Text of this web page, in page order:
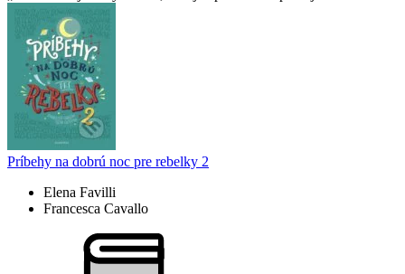
Príbehy na dobrú noc pre rebelky 2
Elena Favilli
Francesca Cavallo